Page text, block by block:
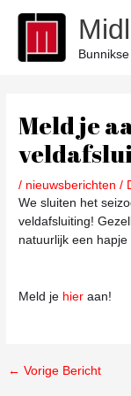
inhoud
Meld je
/ nieuwsberichten /
We sluiten het
veldafsluiting!
natuurlijk een hapje
Meld je hier aan!
← Vorige Bericht